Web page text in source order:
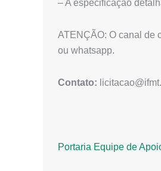
– A especificação
ATENÇÃO: O canal de
ou whatsapp.
Contato:
Portaria Equipe de